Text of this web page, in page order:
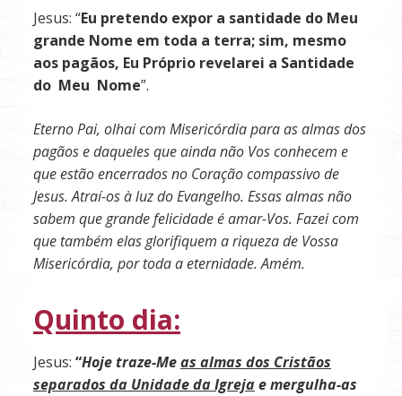
Jesus: “Eu pretendo expor a santidade do Meu
grande Nome em toda a terra; sim, mesmo
aos pagãos, Eu Próprio revelarei a Santidade
do Meu Nome”.
Eterno Pai, olhai com Misericórdia para as almas dos
pagãos e daqueles que ainda não Vos conhecem e
que estão encerrados no Coração compassivo de
Jesus. Atraí-os à luz do Evangelho. Essas almas não
sabem que grande felicidade é amar-Vos. Fazei com
que também elas glorifiquem a riqueza de Vossa
Misericórdia, por toda a eternidade.Amém.
Quinto dia:
Jesus: “Hoje traze-Meas almas dos Cristãos
separados da Unidade da Igrejae mergulha-as